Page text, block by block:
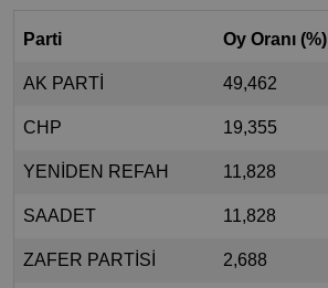
Parti Oy Oranı (%)
AK PARTİ 49,462
CHP 19,355
YENİDEN REFAH 11,828
SAADET 11,828
ZAFER PARTİSİ 2,688